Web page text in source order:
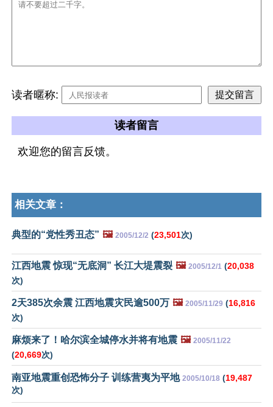
读者暱称:
读者留言
欢迎您的留言反馈。
相关文章：
典型的“党性秀丑态” 🖼️ 2005/12/2 (23,501次)
江西地震 惊现“无底洞” 长江大堤震裂 🖼️ 2005/12/1 (20,038
次)
2天385次余震 江西地震灾民逾500万 🖼️ 2005/11/29 (16,816
次)
麻烦来了！哈尔滨全城停水并将有地震 🖼️ 2005/11/22
(20,669次)
南亚地震重创恐怖分子 训练营夷为平地 2005/10/18 (19,487
次)